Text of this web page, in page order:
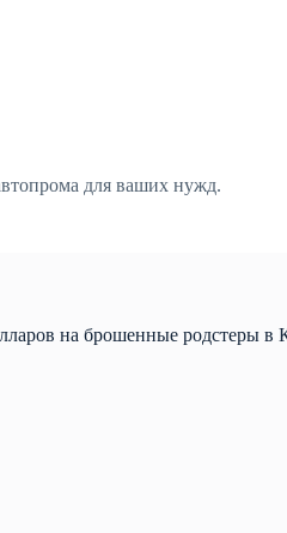
для ваших нужд.
на брошенные родстеры в